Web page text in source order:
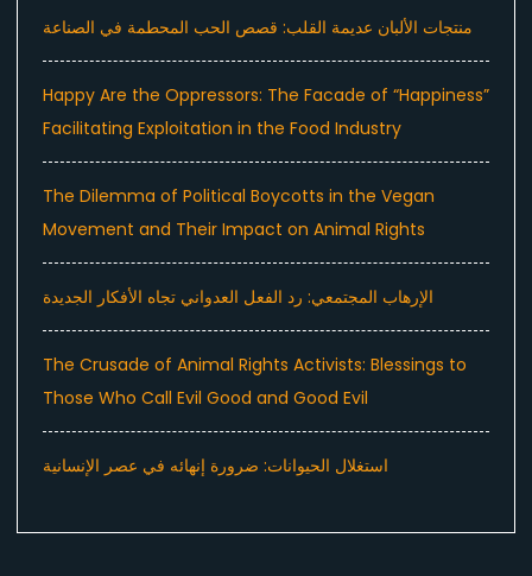
منتجات الألبان عديمة القلب: قصص الحب المحطمة في الصناعة
Happy Are the Oppressors: The Facade of “Happiness”
Facilitating Exploitation in the Food Industry
The Dilemma of Political Boycotts in the Vegan
Movement and Their Impact on Animal Rights
الإرهاب المجتمعي: رد الفعل العدواني تجاه الأفكار الجديدة
The Crusade of Animal Rights Activists: Blessings to
Those Who Call Evil Good and Good Evil
استغلال الحيوانات: ضرورة إنهائه في عصر الإنسانية